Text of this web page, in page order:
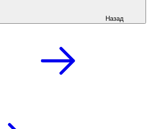
Назад